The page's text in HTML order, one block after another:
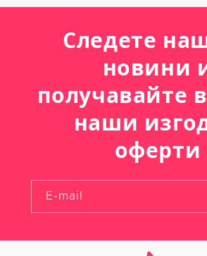
Следете
новини
получавайте
наши
оферти
E-mail